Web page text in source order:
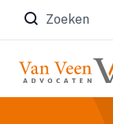
Zoeken naar: